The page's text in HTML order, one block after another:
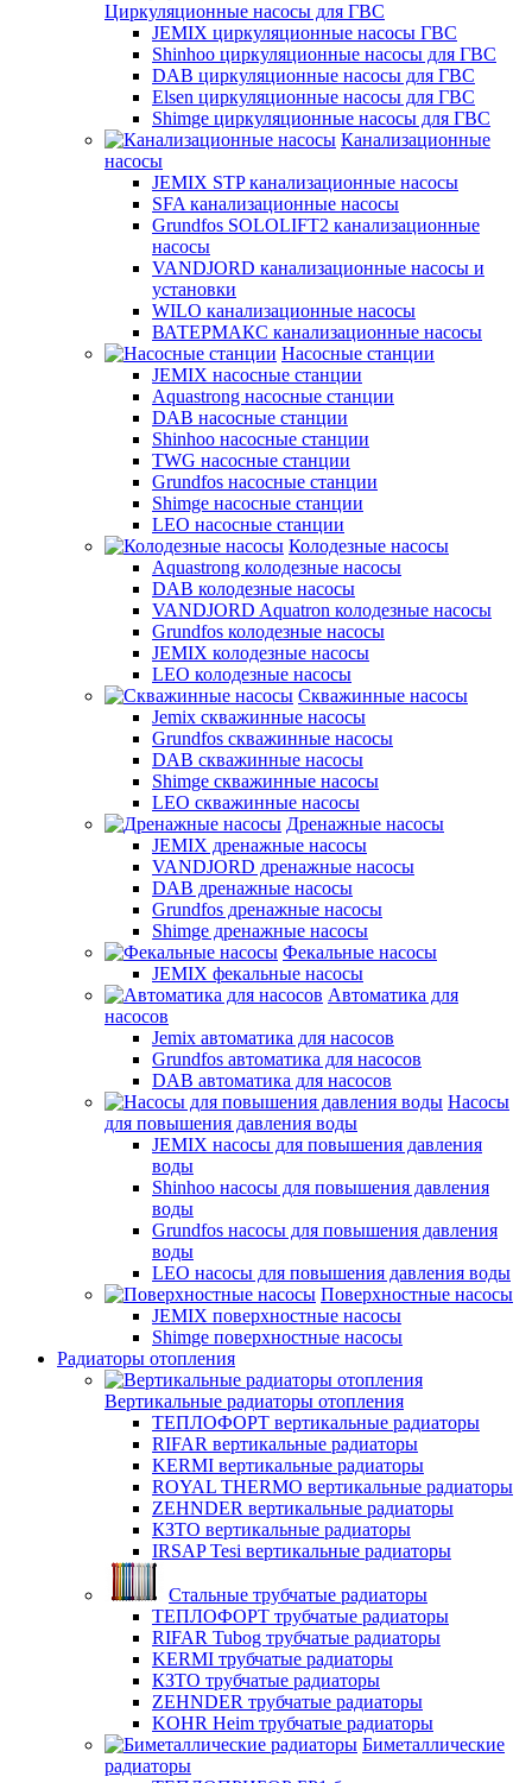
Циркуляционные насосы для ГВС
JEMIX циркуляционные насосы ГВС
Shinhoo циркуляционные насосы для ГВС
DAB циркуляционные насосы для ГВС
Elsen циркуляционные насосы для ГВС
Shimge циркуляционные насосы для ГВС
Канализационные
насосы
JEMIX STP канализационные насосы
SFA канализационные насосы
Grundfos SOLOLIFT2 канализационные
насосы
VANDJORD канализационные насосы и
установки
WILO канализационные насосы
ВАТЕРМАКС канализационные насосы
Насосные станции
JEMIX насосные станции
Aquastrong насосные станции
DAB насосные станции
Shinhoo насосные станции
TWG насосные станции
Grundfos насосные станции
Shimge насосные станции
LEO насосные станции
Колодезные насосы
Aquastrong колодезные насосы
DAB колодезные насосы
VANDJORD Aquatron колодезные насосы
Grundfos колодезные насосы
JEMIX колодезные насосы
LEO колодезные насосы
Скважинные насосы
Jemix cкважинные насосы
Grundfos скважинные насосы
DAB скважинные насосы
Shimge скважинные насосы
LEO скважинные насосы
Дренажные насосы
JEMIX дренажные насосы
VANDJORD дренажные насосы
DAB дренажные насосы
Grundfos дренажные насосы
Shimge дренажные насосы
Фекальные насосы
JEMIX фекальные насосы
Автоматика для
насосов
Jemix автоматика для насосов
Grundfos автоматика для насосов
DAB автоматика для насосов
Насосы
для повышения давления воды
JEMIX насосы для повышения давления
воды
Shinhoo насосы для повышения давления
воды
Grundfos насосы для повышения давления
воды
LEO насосы для повышения давления воды
Поверхностные насосы
JEMIX поверхностные насосы
Shimge поверхностные насосы
Радиаторы отопления
Вертикальные радиаторы отопления
ТЕПЛОФОРТ вертикальные радиаторы
RIFAR вертикальные радиаторы
KERMI вертикальные радиаторы
ROYAL THERMO вертикальные радиаторы
ZEHNDER вертикальные радиаторы
КЗТО вертикальные радиаторы
IRSAP Tesi вертикальные радиаторы
Стальные трубчатые радиаторы
ТЕПЛОФОРТ трубчатые радиаторы
RIFAR Tubog трубчатые радиаторы
KERMI трубчатые радиаторы
КЗТО трубчатые радиаторы
ZEHNDER трубчатые радиаторы
KOHR Heim трубчатые радиаторы
Биметаллические
радиаторы